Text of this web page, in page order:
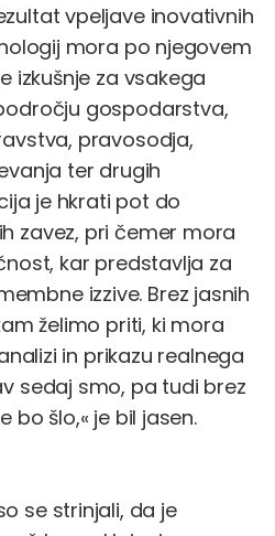
vpeljave inovativnih
mora po njegovem
izkušnje za vsakega
gospodarstva,
pravosodja,
ter drugih
je hkrati pot do
zavez, pri čemer mora
kar predstavlja za
izzive. Brez jasnih
želimo priti, ki mora
in prikazu realnega
sedaj smo, pa tudi brez
bo šlo,« je bil jasen.
se strinjali, da je